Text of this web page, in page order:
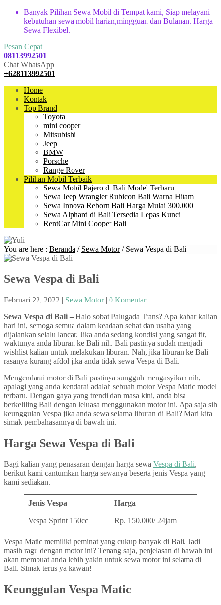
Banyak Pilihan Sewa Mobil di Tempat kami, Siap melayani
kebutuhan sewa mobil harian,mingguan dan Bulanan. Harga
Sewa Flexibel.
Pesan Cepat
08113992501
Chat WhatsApp
+628113992501
Home
Kontak
Top Brand
Toyota
mini cooper
Mitsubishi
Jeep
BMW
Porsche
Range Rover
Pilihan Mobil Terbaik
Sewa Mobil Pajero di Bali Model Terbaru
Sewa Jeep Wrangler Rubicon Bali Warna Hitam
Sewa Innova Reborn Bali Harga Mulai 300.000
Sewa Alphard di Bali Tersedia Lepas Kunci
RentCar Mini Cooper Bali
You are here : Beranda / Sewa Motor/ Sewa Vespa di Bali
Sewa Vespa di Bali
Februari 22, 2022 | Sewa Motor | 0 Komentar
Sewa Vespa di Bali – Halo sobat Palugada Trans? Apa kabar kalian
hari ini, semoga semua dalam keadaan sehat dan usaha yang
dijalankan selalu lancar. Jika anda sedang kondisi yang sangat fit,
waktunya anda liburan ke Bali nih. Bali pastinya sudah menjadi
wishlist kalian untuk melakukan liburan. Nah, jika liburan ke Bali
rasanya kurang afdol jika anda tidak sewa Vespa di Bali.
Mengendarai motor di Bali pastinya sungguh mengasyikan nih,
apalagi yang anda kendarai adalah sebuah motor Vespa Matic model
terbaru. Dengan gaya yang trendi dan masa kini, anda bisa
berkeliling Bali dengan leluasa menggunakan motor ini. Apa saja sih
keunggulan Vespa jika anda sewa selama liburan di Bali? Mari kita
simak pembahasannya di bawah ini.
Harga Sewa Vespa di Bali
Bagi kalian yang penasaran dengan harga sewa Vespa di Bali,
berikut kami cantumkan harga sewanya beserta jenis Vespa yang
kami sediakan.
Jenis Vespa Harga
Vespa Sprint 150cc Rp. 150.000/ 24jam
Vespa Matic memiliki peminat yang cukup banyak di Bali. Jadi
masih ragu dengan motor ini? Tenang saja, penjelasan di bawah ini
akan membuat anda lebih yakin untuk sewa motor ini selama di
Bali. Simak terus ya kawan!
Keunggulan Vespa Matic